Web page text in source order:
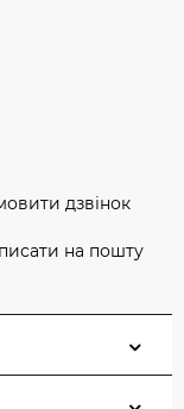
дзвінок
на пошту